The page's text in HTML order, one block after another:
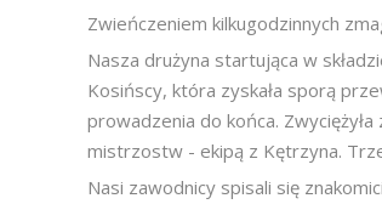
Zwieńczeniem kilkugodzinnych
Nasza drużyna startująca w
Kosińscy, która zyskała sporą
prowadzenia do końca.
mistrzostw - ekipą z Kętrzyna.
Nasi zawodnicy spisali się